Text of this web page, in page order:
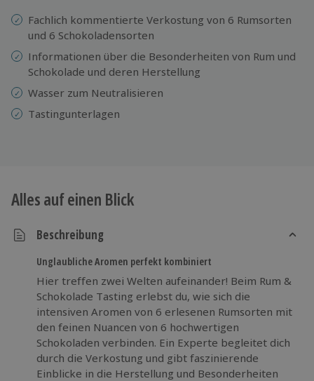
Fachlich kommentierte Verkostung von 6 Rumsorten
und 6 Schokoladensorten
Informationen über die Besonderheiten von Rum und
Schokolade und deren Herstellung
Wasser zum Neutralisieren
Tastingunterlagen
Alles auf einen Blick
Beschreibung
Unglaubliche Aromen perfekt kombiniert
Hier treffen zwei Welten aufeinander! Beim Rum &
Schokolade Tasting erlebst du, wie sich die
intensiven Aromen von 6 erlesenen Rumsorten mit
den feinen Nuancen von 6 hochwertigen
Schokoladen verbinden. Ein Experte begleitet dich
durch die Verkostung und gibt faszinierende
Einblicke in die Herstellung und Besonderheiten